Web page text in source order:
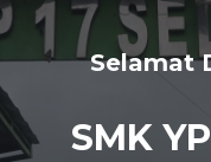
Selamat
SMK